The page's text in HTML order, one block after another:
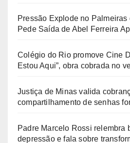
Pressão Explode no Palmeiras
Pede Saída de Abel Ferreira
Colégio do Rio promove Cine
Estou Aqui”, obra cobrada no
Justiça de Minas valida
compartilhamento de senhas
Padre Marcelo Rossi relembra
depressão e fala sobre